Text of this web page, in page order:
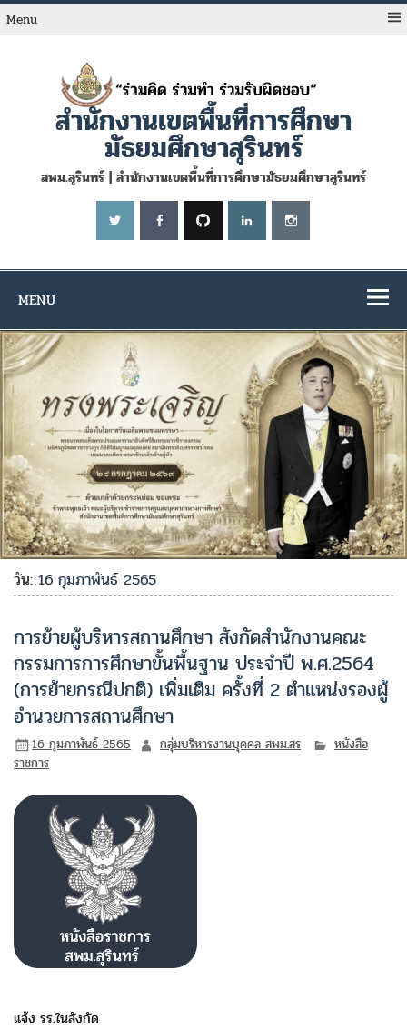
Skip
toMenu
สำนักงานเขตพื้นที่การศึกษา
มัธยมศึกษาสุรินทร์
สพม.สุรินทร์ | สำนักงานเขตพื้นที่การศึกษามัธยมศึกษาสุรินทร์
MENU
วัน:16 กุมภาพันธ์ 2565
การย้ายผู้บริหารสถานศึกษา สังกัดสำนักงานคณะ
กรรมการการศึกษาขั้นพื้นฐาน ประจำปี พ.ศ.2564
(การย้ายกรณีปกติ) เพิ่มเติม ครั้งที่ 2 ตำแหน่งรองผู้
อำนวยการสถานศึกษา
16 กุมภาพันธ์ 2565 กลุ่มบริหารงานบุคคล สพม.สร
หนังสือ
ราชการ
แจ้ง รร.ในสังกัด